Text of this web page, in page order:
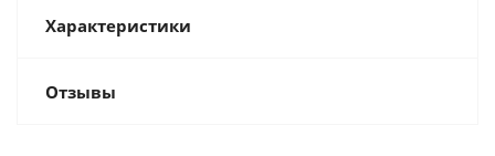
Характеристики
Отзывы